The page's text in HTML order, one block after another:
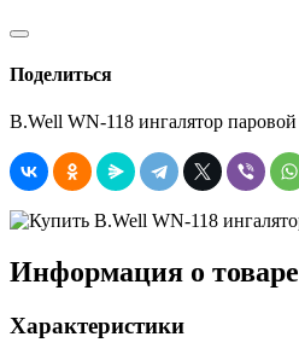
Поделиться
B.Well WN-118 ингалятор паровой
Информация о товаре
Характеристики